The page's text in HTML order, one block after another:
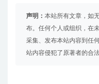
声明： 本站所有文章，如
布。任何个人或组织，在
采集、发布本站内容到任
站内容侵犯了原著者的合